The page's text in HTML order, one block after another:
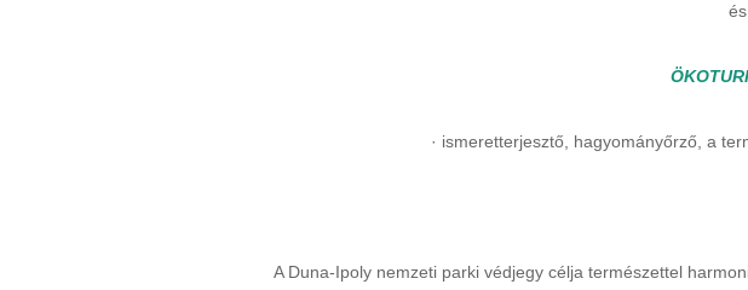
· ismeretterjesztő, hagyományőrző, a
A Duna-Ipoly nemzeti parki védjegy célja természettel